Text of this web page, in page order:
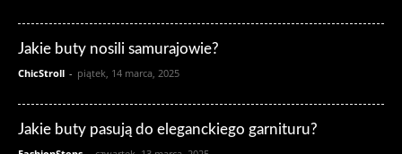
Jakie buty nosili samurajowie?
ChicStroll - piątek, 14 marca, 2025
Jakie buty pasują do eleganckiego garnituru?